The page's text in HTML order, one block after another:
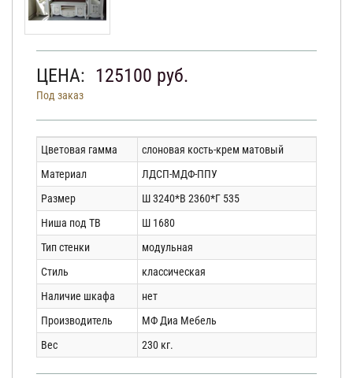
ЦЕНА: 125100 руб.
Под заказ
Цветовая гамма
слоновая кость-крем матовый
Материал
ЛДСП-МДФ-ППУ
Размер
Ш 3240*В 2360*Г 535
Ниша под ТВ
Ш 1680
Тип стенки
модульная
Стиль
классическая
Наличие шкафа
нет
Производитель
МФ Диа Мебель
Вес
230 кг.